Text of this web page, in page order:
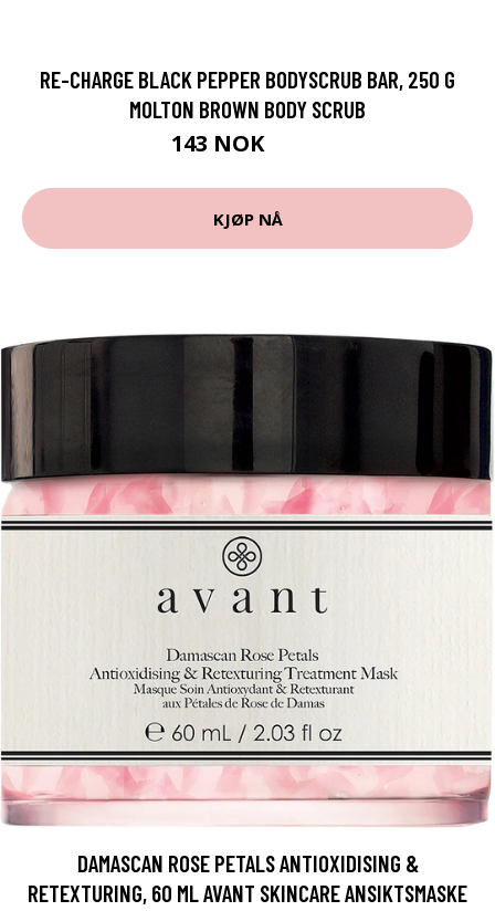
RE-CHARGE BLACK PEPPER BODYSCRUB BAR, 250 G
MOLTON BROWN BODY SCRUB
143 NOK
KJØP NÅ
DAMASCAN ROSE PETALS ANTIOXIDISING &
RETEXTURING, 60 ML AVANT SKINCARE ANSIKTSMASKE